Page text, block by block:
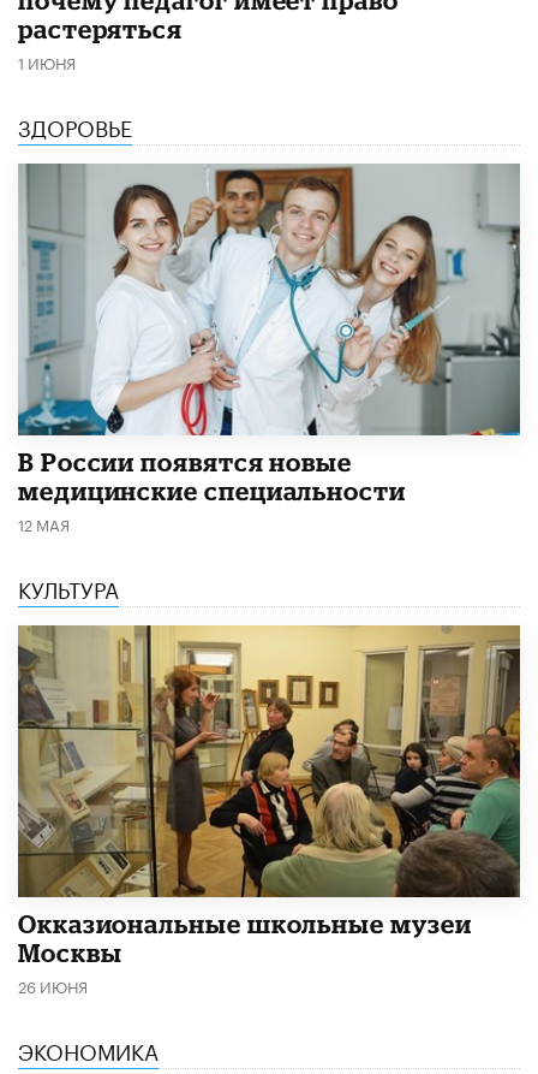
растеряться
1 ИЮНЯ
ЗДОРОВЬЕ
В России появятся новые
медицинские специальности
12 МАЯ
КУЛЬТУРА
​Окказиональные школьные музеи
Москвы
26 ИЮНЯ
ЭКОНОМИКА